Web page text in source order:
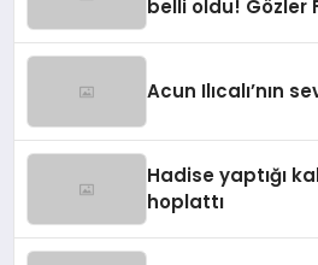
belli oldu! Gözler
Acun Ilıcalı’nın
Hadise yaptığı
hoplattı